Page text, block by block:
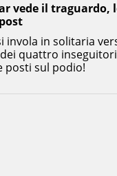
vede il traguardo,
invola in solitaria
quattro
posti sul podio!